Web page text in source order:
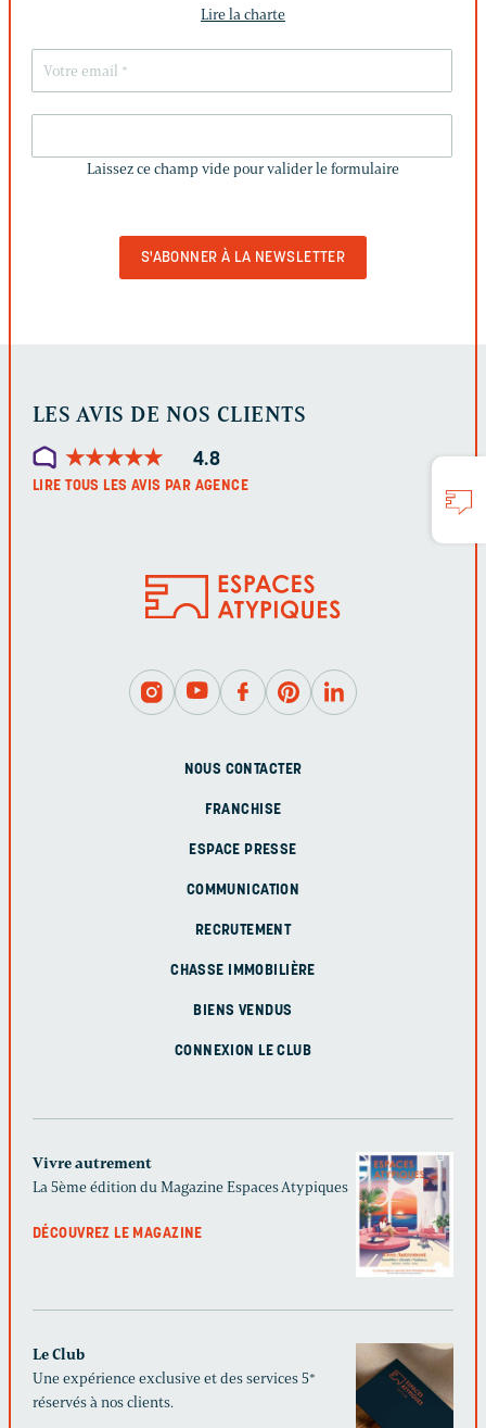
Lire la charte
CHAMP
Laissez ce champ vide pour valider le formulaire
LES AVIS DE NOS CLIENTS
★★★★★
★★★★★ 4.8
LIRE TOUS LES AVIS PAR AGENCE
NOUS CONTACTER
FRANCHISE
ESPACE PRESSE
COMMUNICATION
RECRUTEMENT
CHASSE IMMOBILIÈRE
BIENS VENDUS
CONNEXION LE CLUB
Vivre autrement
La 5ème édition du Magazine Espaces Atypiques
DÉCOUVREZ LE MAGAZINE
Le Club
Une expérience exclusive et des services 5*
réservés à nos clients.